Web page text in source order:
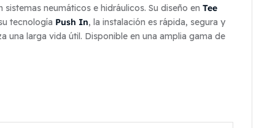
neumáticos e hidráulicos. Su diseño en Tee
tecnología Push In, la instalación es rápida, segura y
una larga vida útil. Disponible en una amplia gama de